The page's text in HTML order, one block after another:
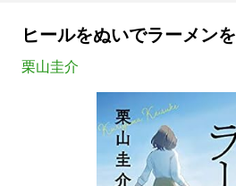
ヒールをぬいでラーメンを
栗山圭介